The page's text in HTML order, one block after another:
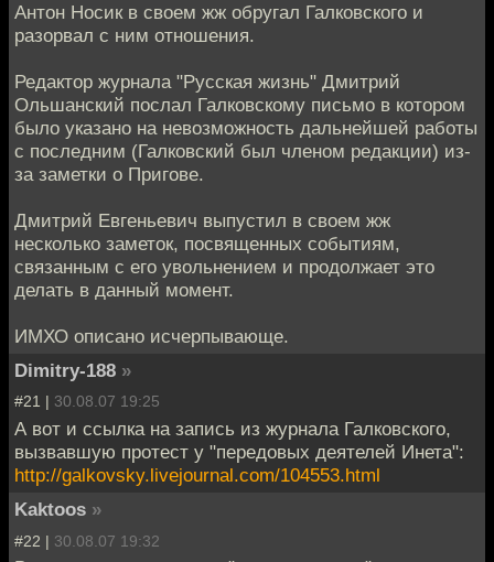
Антон Носик в своем жж обругал Галковского и
разорвал с ним отношения.
Редактор журнала "Русская жизнь" Дмитрий
Ольшанский послал Галковскому письмо в котором
было указано на невозможность дальнейшей работы
с последним (Галковский был членом редакции) из-
за заметки о Пригове.
Дмитрий Евгеньевич выпустил в своем жж
несколько заметок, посвященных событиям,
связанным с его увольнением и продолжает это
делать в данный момент.
ИМХО описано исчерпывающе.
Dimitry-188 »
#21 | 30.08.07 19:25
А вот и ссылка на запись из журнала Галковского,
вызвавшую протест у "передовых деятелей Инета":
http://galkovsky.livejournal.com/104553.html
Kaktoos »
#22 | 30.08.07 19:32